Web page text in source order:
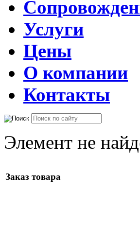
Услуги
Цены
О компании
Контакты
Элемент не
Заказ товара